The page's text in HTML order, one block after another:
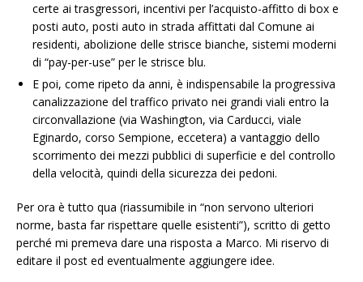
certe ai trasgressori, incentivi per l’acquisto-affitto di box e
posti auto, posti auto in strada affittati dal Comune ai
residenti, abolizione delle strisce bianche, sistemi moderni
di “pay-per-use” per le strisce blu.
E poi, come ripeto da anni, è indispensabile la progressiva
canalizzazione del traffico privato nei grandi viali entro la
circonvallazione (via Washington, via Carducci, viale
Eginardo, corso Sempione, eccetera) a vantaggio dello
scorrimento dei mezzi pubblici di superficie e del controllo
della velocità, quindi della sicurezza dei pedoni.
Per ora è tutto qua (riassumibile in “non servono ulteriori
norme, basta far rispettare quelle esistenti”), scritto di getto
perché mi premeva dare una risposta a Marco. Mi riservo di
editare il post ed eventualmente aggiungere idee.